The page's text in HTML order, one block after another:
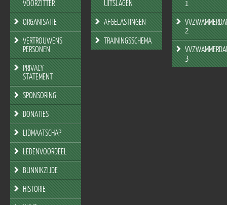
VOORZITTER
ORGANISATIE
VERTROUWENS
PERSONEN
PRIVACY
STATEMENT
SPONSORING
DONATIES
LIDMAATSCHAP
LEDENVOORDEEL
BUNNIKZIJDE
HISTORIE
UITSLAGEN
AFGELASTINGEN
TRAININGSSCHEMA
1
2
3